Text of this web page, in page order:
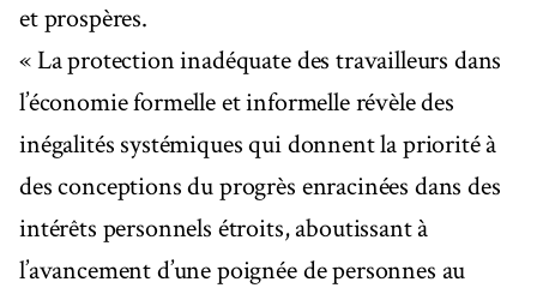
et prospères.
« La protection inadéquate des travailleurs dans
l’économie formelle et informelle révèle des
inégalités systémiques qui donnent la priorité à
des conceptions du progrès enracinées dans des
intérêts personnels étroits, aboutissant à
l’avancement d’une poignée de personnes au